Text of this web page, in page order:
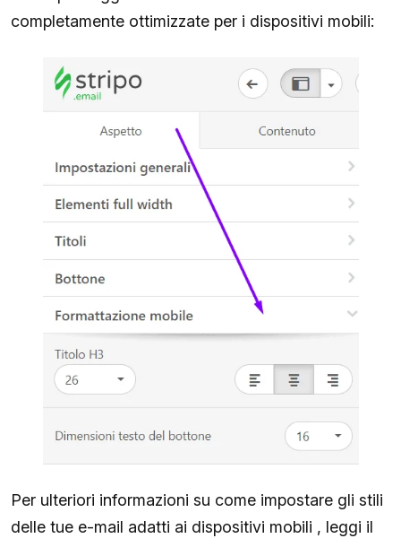
completamente ottimizzate per i dispositivi mobili:
Per ulteriori informazioni su come impostare gli stili
delle tue e-mail adatti ai dispositivi mobili , leggi il